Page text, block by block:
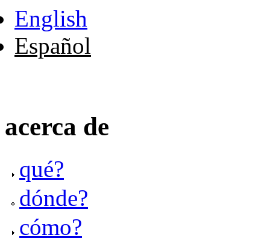
English
Español
acerca de
qué?
dónde?
cómo?